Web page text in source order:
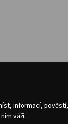
informací, pověstí,
váží.